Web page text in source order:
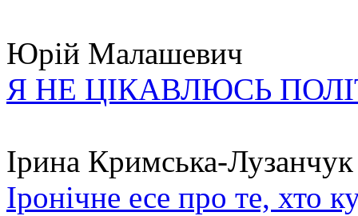
Юрій Малашевич
Я НЕ ЦІКАВЛЮСЬ
Ірина Кримська-Лузанчук
Іронічне есе про те, хто